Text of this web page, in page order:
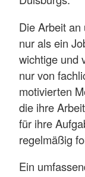
Die Arbeit
nur als ein
wichtige und
nur von
motivierten
die ihre
für ihre
regelmäßig
Ein